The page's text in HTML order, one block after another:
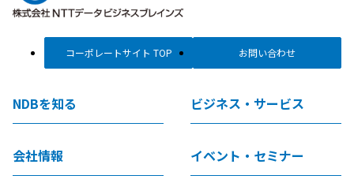
コーポレートサイト TOP お問い合わせ
NDBを知る ビジネス・サービス
会社情報 イベント・セミナー